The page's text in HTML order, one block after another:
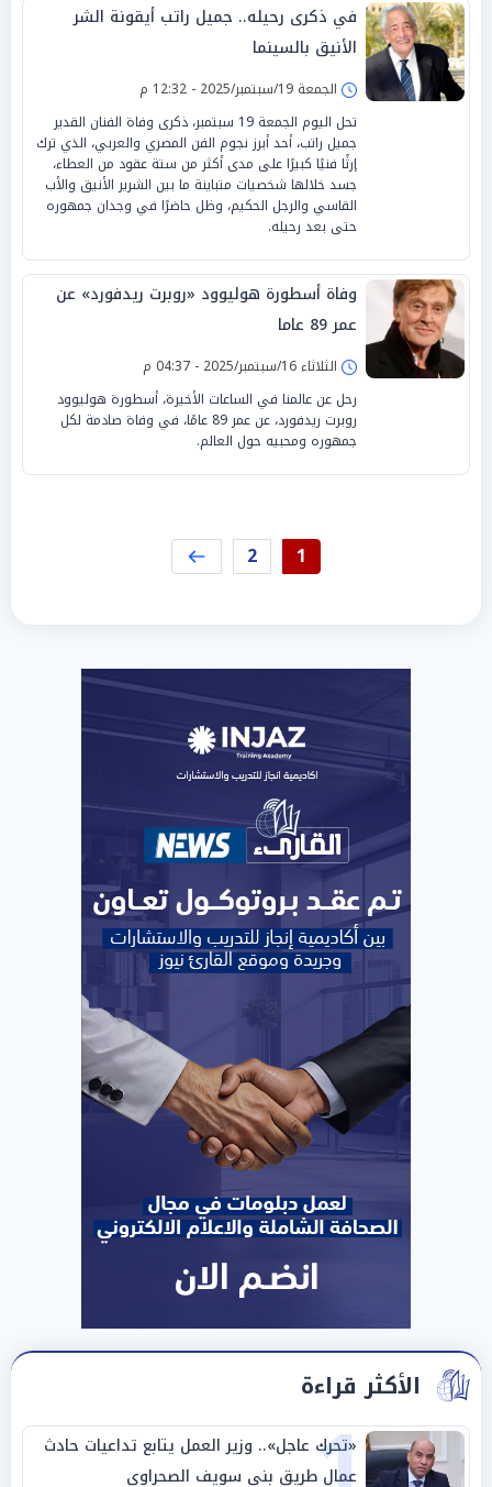
في ذكرى رحيله.. جميل راتب أيقونة الشر
الأنيق بالسينما
الجمعة 19/سبتمبر/2025 - 12:32 م
تحل اليوم الجمعة 19 سبتمبر، ذكرى وفاة الفنان القدير
جميل راتب، أحد أبرز نجوم الفن المصري والعربي، الذي ترك
إرثًا فنيًا كبيرًا على مدى أكثر من ستة عقود من العطاء،
جسد خلالها شخصيات متباينة ما بين الشرير الأنيق والأب
القاسي والرجل الحكيم، وظل حاضرًا في وجدان جمهوره
حتى بعد رحيله.
وفاة أسطورة هوليوود «روبرت ريدفورد» عن
عمر 89 عاما
الثلاثاء 16/سبتمبر/2025 - 04:37 م
رحل عن عالمنا في الساعات الأخيرة، أسطورة هوليوود
روبرت ريدفورد، عن عمر 89 عامًا، في وفاة صادمة لكل
جمهوره ومحبيه حول العالم.
1
2
الأكثر قراءة
«تحرك عاجل».. وزير العمل يتابع تداعيات حادث
عمال طريق بني سويف الصحراوي